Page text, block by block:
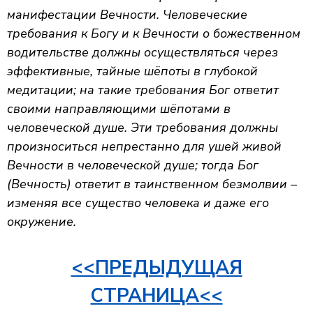
манифестации Вечности. Человеческие
требования к Богу и к Вечности о божественном
водительстве должны осуществляться через
эффективные, тайные шёпоты в глубокой
медитации; на такие требования Бог ответит
своими направляющими шёпотами в
человеческой душе. Эти требования должны
произноситься непрестанно для ушей живой
Вечности в человеческой душе; тогда Бог
(Вечность) ответит в таинственном безмолвии –
изменяя все существо человека и даже его
окружение.
<<ПРЕДЫДУЩАЯ
СТРАНИЦА<<